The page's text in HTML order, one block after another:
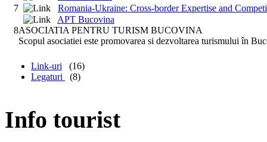
7
Romania-Ukraine: Cross-border Expertise and
8
APT Bucovina
ASOCIATIA PENTRU TURISM BUCOVINA
Scopul asociatiei este promovarea si dezvoltarea turismului în
Link-uri
(16)
Legaturi
(8)
Info tourist